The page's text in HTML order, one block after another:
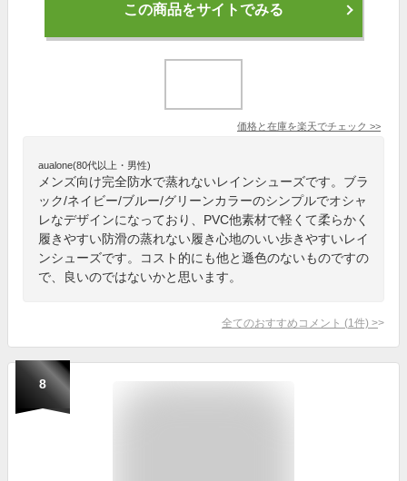
この商品をサイトでみる
価格と在庫を楽天でチェック >>
aualone(80代以上・男性)
メンズ向け完全防水で蒸れないレインシューズです。ブラ
ック/ネイビー/ブルー/グリーンカラーのシンプルでオシャ
レなデザインになっており、PVC他素材で軽くて柔らかく
履きやすい防滑の蒸れない履き心地のいい歩きやすいレイ
ンシューズです。コスト的にも他と遜色のないものですの
で、良いのではないかと思います。
全てのおすすめコメント (1 件) >
8